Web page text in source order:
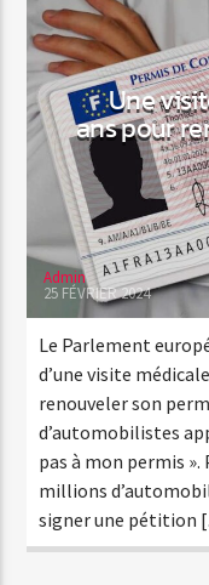
Une
ans pour
Admin
25 FÉVRIER 2024
Le Parlement
d’une visite
renouveler son
d’automobilistes
pas à mon permis ».
millions
signer une pétition